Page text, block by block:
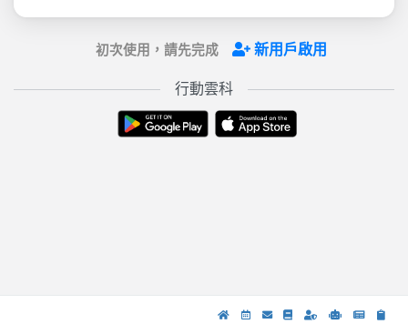
初次使用，請先完成 新用戶啟用
行動雲科